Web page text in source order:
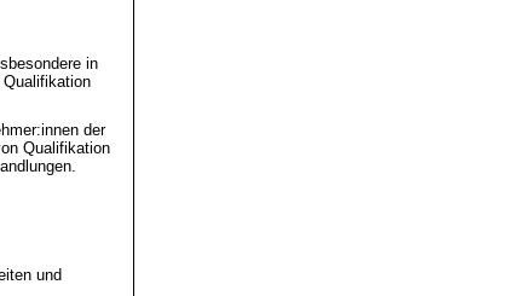
in
der
Qualifikation
und